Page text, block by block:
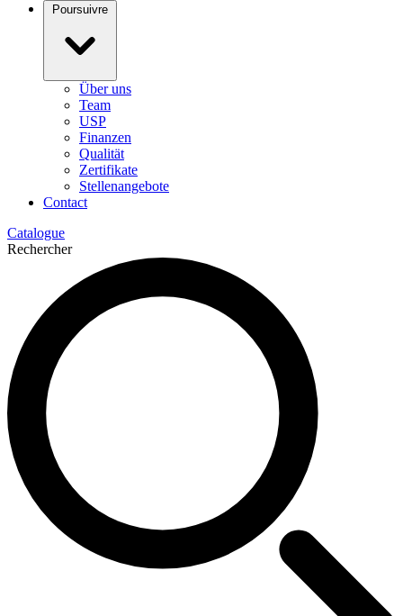
Poursuivre
Über uns
Team
USP
Finanzen
Qualität
Zertifikate
Stellenangebote
Contact
Catalogue
Rechercher